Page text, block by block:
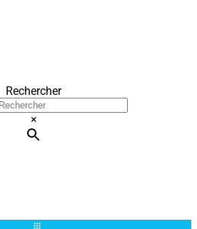
Rechercher
×